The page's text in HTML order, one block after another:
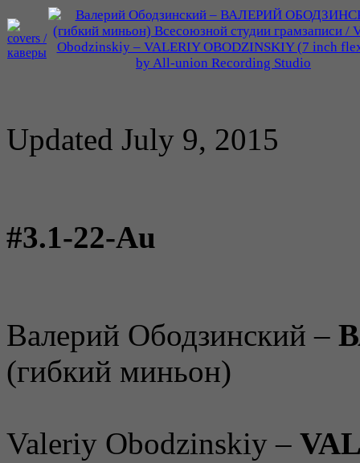
Updated July 9, 2015
#3.1-22-Аu
Валерий Ободзинский –
(гибкий миньон)
Valeriy Obodzinskiy –